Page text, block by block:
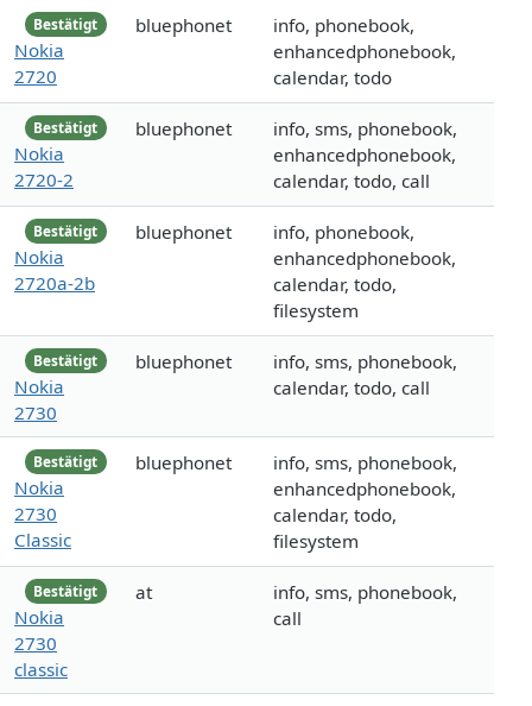
Bestätigt
Nokia
2720
bluephonet
info, phonebook,
enhancedphonebook,
calendar, todo
Bestätigt
Nokia
2720-2
bluephonet
info, sms, phonebook,
enhancedphonebook,
calendar, todo, call
Bestätigt
Nokia
2720a-2b
bluephonet
info, phonebook,
enhancedphonebook,
calendar, todo,
filesystem
Bestätigt
Nokia
2730
bluephonet
info, sms, phonebook,
calendar, todo, call
Bestätigt
Nokia
2730
Classic
bluephonet
info, sms, phonebook,
enhancedphonebook,
calendar, todo,
filesystem
Bestätigt
Nokia
2730
classic
at
info, sms, phonebook,
call